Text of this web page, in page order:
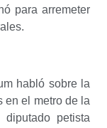
para arremeter
habló sobre la
en el metro de la
petista